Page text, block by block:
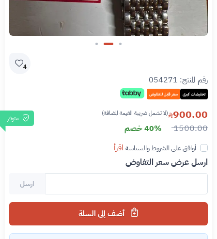
4
رقم المنتج: 054271
تخفيضات كبرى سعر قابل للتفاوض
متوفر 900.00 (لا تشمل ضريبة القيمة المضافة)
1500.00 40% خصم
أوافق على الشروط والسياسة اقرأ
ارسل عرض سعر التفاوض
ارسل